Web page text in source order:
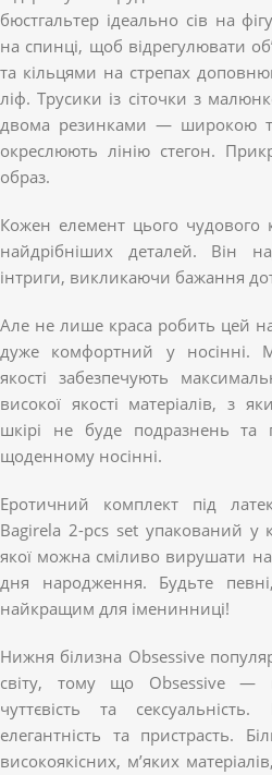
бюстгальтер ідеально сів на
на спинці, щоб відрегулювати
та кільцями на стрепах
ліф. Трусики із сіточки з
двома резинками — широкою
окреслюють лінію стегон.
образ.
Кожен елемент цього
найдрібніших деталей. Він
інтриги, викликаючи бажання
Але не лише краса робить цей
дуже комфортний у носінні.
якості забезпечують
високої якості матеріалів, з
шкірі не буде подразнень та
щоденному носінні.
Еротичний комплект під
Bagirela 2-pcs set упакований у
якої можна сміливо вирушати
дня народження. Будьте
найкращим для іменинниці!
Нижня білизна Obsessive
світу, тому що Obsessive —
чуттєвість та
елегантність та пристрасть.
високоякісних, м’яких